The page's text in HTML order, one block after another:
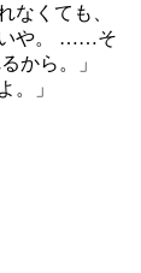
なくても、
いや。 ……そ
から。」
。」